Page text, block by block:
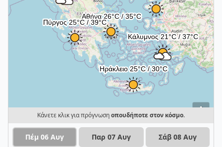
i
Κάνετε κλικ για πρόγνωσηοπουδήποτε στον κόσμο.
Πέμ 06 Αυγ Παρ 07 Αυγ Σάβ 08 Αυγ